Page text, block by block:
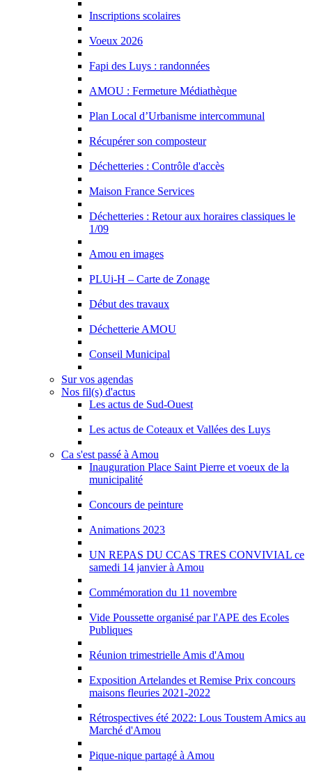
Inscriptions scolaires
Voeux 2026
Fapi des Luys : randonnées
AMOU : Fermeture Médiathèque
Plan Local d’Urbanisme intercommunal
Récupérer son composteur
Déchetteries : Contrôle d'accès
Maison France Services
Déchetteries : Retour aux horaires classiques le
1/09
Amou en images
PLUi-H – Carte de Zonage
Début des travaux
Déchetterie AMOU
Conseil Municipal
Sur vos agendas
Nos fil(s) d'actus
Les actus de Sud-Ouest
Les actus de Coteaux et Vallées des Luys
Ca s'est passé à Amou
Inauguration Place Saint Pierre et voeux de la
municipalité
Concours de peinture
Animations 2023
UN REPAS DU CCAS TRES CONVIVIAL ce
samedi 14 janvier à Amou
Commémoration du 11 novembre
Vide Poussette organisé par l'APE des Ecoles
Publiques
Réunion trimestrielle Amis d'Amou
Exposition Artelandes et Remise Prix concours
maisons fleuries 2021-2022
Rétrospectives été 2022: Lous Toustem Amics au
Marché d'Amou
Pique-nique partagé à Amou